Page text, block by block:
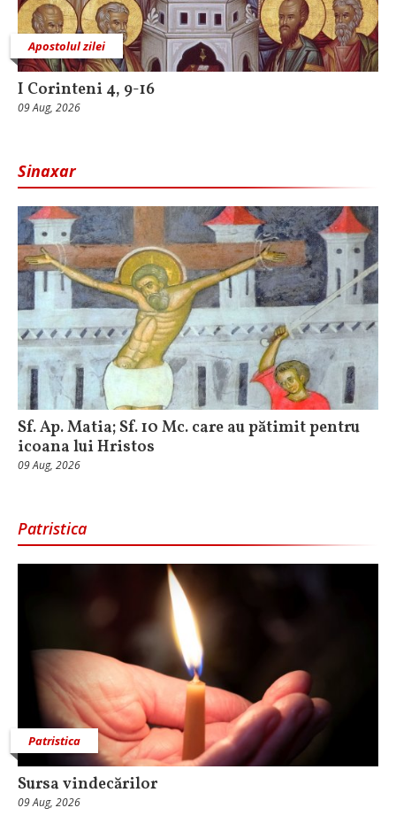
Apostolul zilei
I Corinteni 4, 9-16
09 Aug, 2026
Sinaxar
Sf. Ap. Matia; Sf. 10 Mc. care au pătimit pentru
icoana lui Hristos
09 Aug, 2026
Patristica
Patristica
Sursa vindecărilor
09 Aug, 2026